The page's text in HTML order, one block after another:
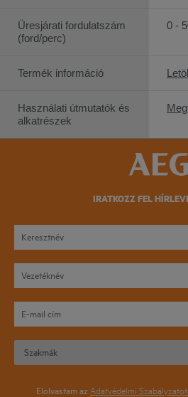
Üresjárati fordulatszám
(ford/perc)
Termék információ
Használati útmutatók és
alkatrészek
0 -
IRATKOZZ FEL
Elolvastam az Adatvédelmi